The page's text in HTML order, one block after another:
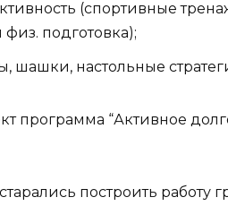
(спортивные
подготовка);
шашки, настольные
построить работу